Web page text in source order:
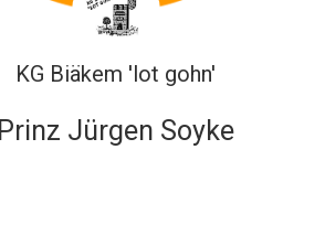
KG Biäkem 'lot gohn'
Prinz Jürgen Soyke